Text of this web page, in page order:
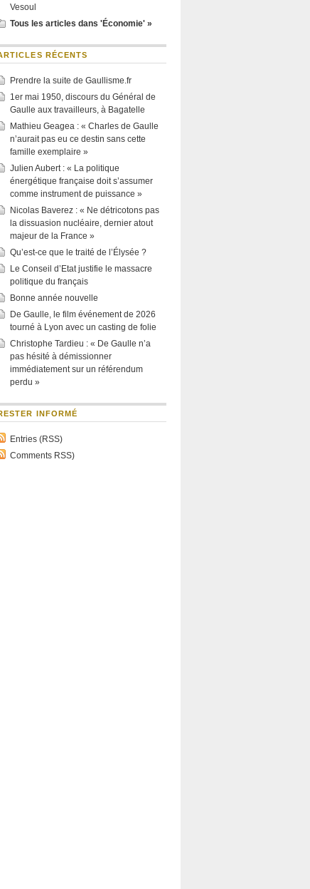
Vesoul
Tous les articles dans 'Économie' »
RÉCENTS
Prendre la suite de Gaullisme.fr
1er mai 1950, discours du Général de
Gaulle aux travailleurs, à Bagatelle
Mathieu Geagea : « Charles de Gaulle
n’aurait pas eu ce destin sans cette
famille exemplaire »
Julien Aubert : « La politique
énergétique française doit s’assumer
comme instrument de puissance »
Nicolas Baverez : « Ne détricotons pas
la dissuasion nucléaire, dernier atout
majeur de la France »
Qu’est-ce que le traité de l’Élysée ?
Le Conseil d’Etat justifie le massacre
politique du français
Bonne année nouvelle
De Gaulle, le film événement de 2026
tourné à Lyon avec un casting de folie
Christophe Tardieu : « De Gaulle n’a
pas hésité à démissionner
immédiatement sur un référendum
perdu »
INFORMÉ
Entries (RSS)
Comments RSS)